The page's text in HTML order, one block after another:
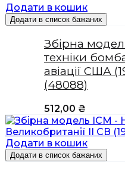
Додати в кошик
Додати в список бажаних
Збірна
техніки
авіації США
(48088)
512,00 ₴
Додати в кошик
Додати в список бажаних